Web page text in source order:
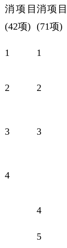
消项目
(42项)
消项目
(71项)
1 1
2 2
3 3
4
4
5